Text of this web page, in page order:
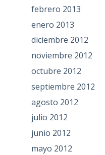
febrero 2013
enero 2013
diciembre 2012
noviembre 2012
octubre 2012
septiembre 2012
agosto 2012
julio 2012
junio 2012
mayo 2012